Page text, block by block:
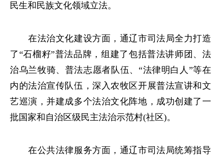
民生和民族文化领域立法。
在法治文化建设方面，通辽市司法局全力打造
了“石榴籽”普法品牌，组建了包括普法讲师团、法
治乌兰牧骑、普法志愿者队伍、“法律明白人”等在
内的法治宣传队伍，深入农牧区开展普法宣讲和文
艺巡演，并建成多个法治文化阵地，成功创建了一
批国家和自治区级民主法治示范村(社区)。
在公共法律服务方面，通辽市司法局统筹指导